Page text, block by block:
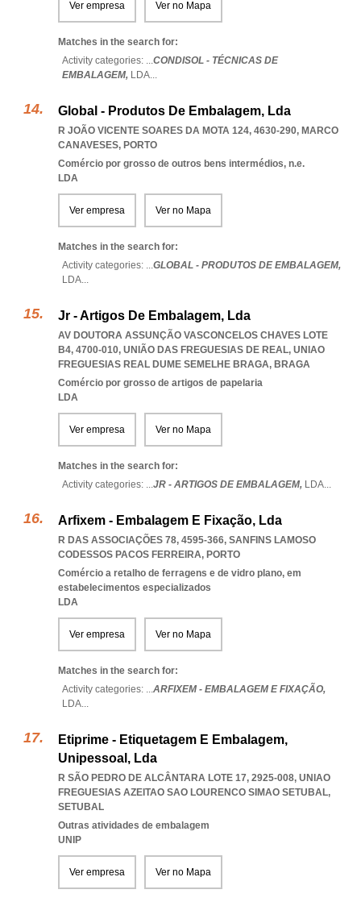
Ver empresa Ver no Mapa
Matches in the search for:
Activity categories: ...CONDISOL - TÉCNICAS DE
EMBALAGEM, LDA...
Global - Produtos De Embalagem, Lda
R JOÃO VICENTE SOARES DA MOTA 124, 4630-290, MARCO
CANAVESES, PORTO
Comércio por grosso de outros bens intermédios, n.e.
LDA
Ver empresa Ver no Mapa
Matches in the search for:
Activity categories: ...GLOBAL - PRODUTOS DE EMBALAGEM,
LDA...
Jr - Artigos De Embalagem, Lda
AV DOUTORA ASSUNÇÃO VASCONCELOS CHAVES LOTE
B4, 4700-010, UNIÃO DAS FREGUESIAS DE REAL, UNIAO
FREGUESIAS REAL DUME SEMELHE BRAGA, BRAGA
Comércio por grosso de artigos de papelaria
LDA
Ver empresa Ver no Mapa
Matches in the search for:
Activity categories: ...JR - ARTIGOS DE EMBALAGEM, LDA...
Arfixem - Embalagem E Fixação, Lda
R DAS ASSOCIAÇÕES 78, 4595-366, SANFINS LAMOSO
CODESSOS PACOS FERREIRA, PORTO
Comércio a retalho de ferragens e de vidro plano, em
estabelecimentos especializados
LDA
Ver empresa Ver no Mapa
Matches in the search for:
Activity categories: ...ARFIXEM - EMBALAGEM E FIXAÇÃO,
LDA...
Etiprime - Etiquetagem E Embalagem,
Unipessoal, Lda
R SÃO PEDRO DE ALCÂNTARA LOTE 17, 2925-008, UNIAO
FREGUESIAS AZEITAO SAO LOURENCO SIMAO SETUBAL,
SETUBAL
Outras atividades de embalagem
UNIP
Ver empresa Ver no Mapa